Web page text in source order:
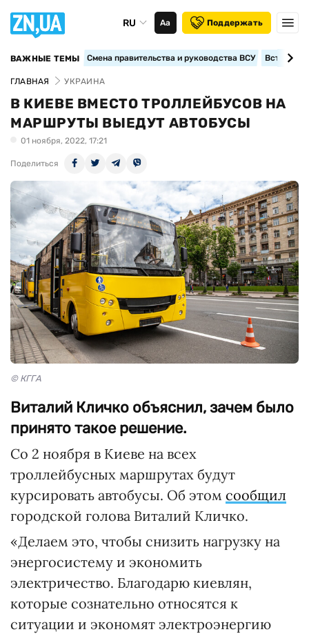
RU Аа Поддержать
ВАЖНЫЕ ТЕМЫ Смена правительства и руководства ВСУ
ГЛАВНАЯ УКРАИНА
В КИЕВЕ ВМЕСТО ТРОЛЛЕЙБУСОВ НА
МАРШРУТЫ ВЫЕДУТ АВТОБУСЫ
01 ноября, 2022, 17:21
Поделиться
© КГГА
Виталий Кличко объяснил, зачем было
принято такое решение.
Со 2 ноября в Киеве на всех
троллейбусных маршрутах будут
курсировать автобусы. Об этом сообщил
городской голова Виталий Кличко.
«Делаем это, чтобы снизить нагрузку на
энергосистему и экономить
электричество. Благодарю киевлян,
которые сознательно относятся к
ситуации и экономят электроэнергию